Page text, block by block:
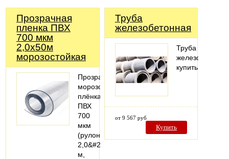
Прозрачная
пленка ПВХ
700 мкм
2,0х50м
морозостойкая
Прозрачная
морозостойкая
плёнка
ПВХ
700
мкм
(рулон
2,0&#215;50
м,
Труба
железобетонная
Труба
купить
от 9 567 руб
Купить